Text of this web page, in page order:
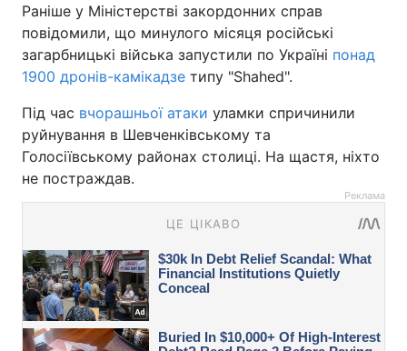
Раніше у Міністерстві закордонних справ
повідомили, що минулого місяця російські
загарбницькі війська запустили по Україні понад
1900 дронів-камікадзе типу "Shahed".
Під час вчорашньої атаки уламки спричинили
руйнування в Шевченківському та
Голосіївському районах столиці. На щастя, ніхто
не постраждав.
Реклама